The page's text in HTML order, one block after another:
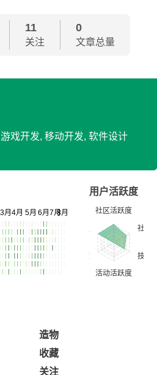
11
关注
0
文章总量
戏开发, 移动开发, 软件设计
用户活跃度
造物
收藏
关注